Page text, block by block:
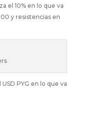
el 10% en lo que va
y resistencias en
PYG en lo que va